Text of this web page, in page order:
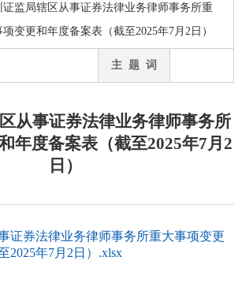
证监局辖区从事证券法律业务律师事务所重
项变更和年度备案表（截至2025年7月2日）
主 题 词
从事证券法律业务律师事务所
年度备案表（截至2025年7月2
日）
证券法律业务律师事务所重大事项变更
2025年7月2日）.xlsx